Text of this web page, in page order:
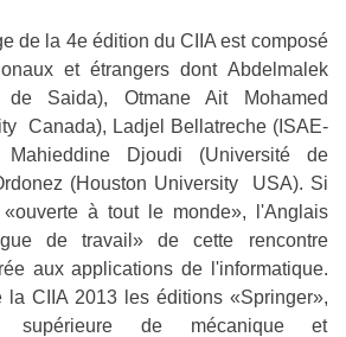
de la 4e édition du CIIA est composé
et étrangers dont Abdelmalek
de Saida), Otmane Ait Mohamed
 Canada), Ladjel Bellatreche (ISAE-
Mahieddine Djoudi (Université de
(Houston University  USA). Si
«ouverte à tout le monde», l'Anglais
de travail» de cette rencontre
aux applications de l'informatique.
la CIIA 2013 les éditions «Springer»,
supérieure de mécanique et